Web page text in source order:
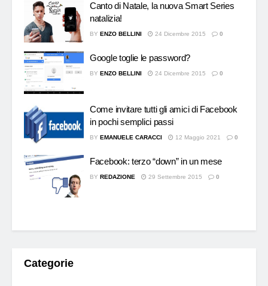
Canto di Natale, la nuova Smart Series
natalizia!
BY ENZO BELLINI 24 Dicembre 2015 0
Google toglie le password?
BY ENZO BELLINI 24 Dicembre 2015 0
Come invitare tutti gli amici di Facebook
in pochi semplici passi
BY EMANUELE CARACCI 12 Maggio 2021 0
Facebook: terzo “down” in un mese
BY REDAZIONE 29 Settembre 2015 0
Categorie